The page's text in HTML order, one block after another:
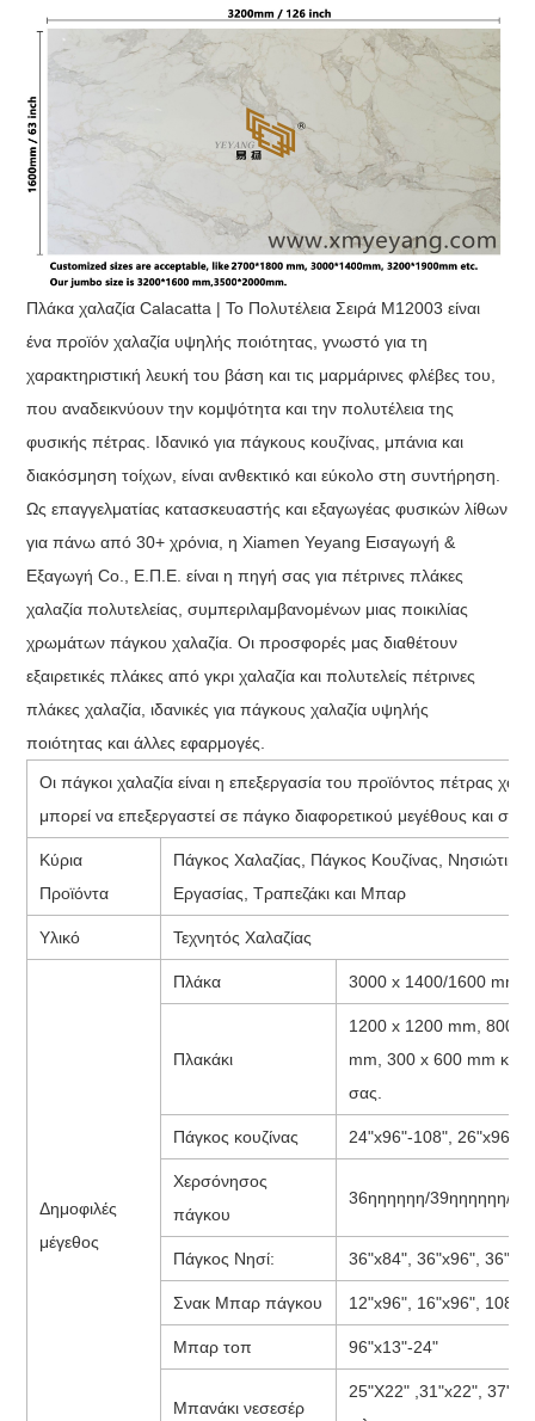
Πλάκα χαλαζία Calacatta | Το Πολυτέλεια Σειρά M12003 είναι
ένα προϊόν χαλαζία υψηλής ποιότητας, γνωστό για τη
χαρακτηριστική λευκή του βάση και τις μαρμάρινες φλέβες του,
που αναδεικνύουν την κομψότητα και την πολυτέλεια της
φυσικής πέτρας. Ιδανικό για πάγκους κουζίνας, μπάνια και
διακόσμηση τοίχων, είναι ανθεκτικό και εύκολο στη συντήρηση.
Ως επαγγελματίας κατασκευαστής και εξαγωγέας φυσικών λίθων
για πάνω από 30+ χρόνια, η Xiamen Yeyang Εισαγωγή &
Εξαγωγή Co., Ε.Π.Ε. είναι η πηγή σας για πέτρινες πλάκες
χαλαζία πολυτελείας, συμπεριλαμβανομένων μιας ποικιλίας
χρωμάτων πάγκου χαλαζία. Οι προσφορές μας διαθέτουν
εξαιρετικές πλάκες από γκρι χαλαζία και πολυτελείς πέτρινες
πλάκες χαλαζία, ιδανικές για πάγκους χαλαζία υψηλής
ποιότητας και άλλες εφαρμογές.
Οι πάγκοι χαλαζία είναι η επεξεργασία του προϊόντος πέτρας
μπορεί να επεξεργαστεί σε πάγκο διαφορετικού μεγέθους και
Κύρια
Προϊόντα
Πάγκος Χαλαζίας, Πάγκος Κουζίνας,
Εργασίας, Τραπεζάκι και Μπαρ
Υλικό Τεχνητός Χαλαζίας
Δημοφιλές
μέγεθος
Πλάκα 3000 x 1400/1600 mm,
Πλακάκι
1200 x 1200 mm, 800
mm, 300 x 600 mm και
σας.
Πάγκος κουζίνας 24"x96"-108", 26"x96"-
Χερσόνησος
πάγκου
36ηηηηηη/39ηηηηηη/
Πάγκος Νησί: 36"x84", 36"x96",
Σνακ Μπαρ πάγκου 12"x96", 16"x96",
Μπαρ τοπ 96"x13"-24"
Μπανάκι νεσεσέρ
25"X22" ,31"x22",